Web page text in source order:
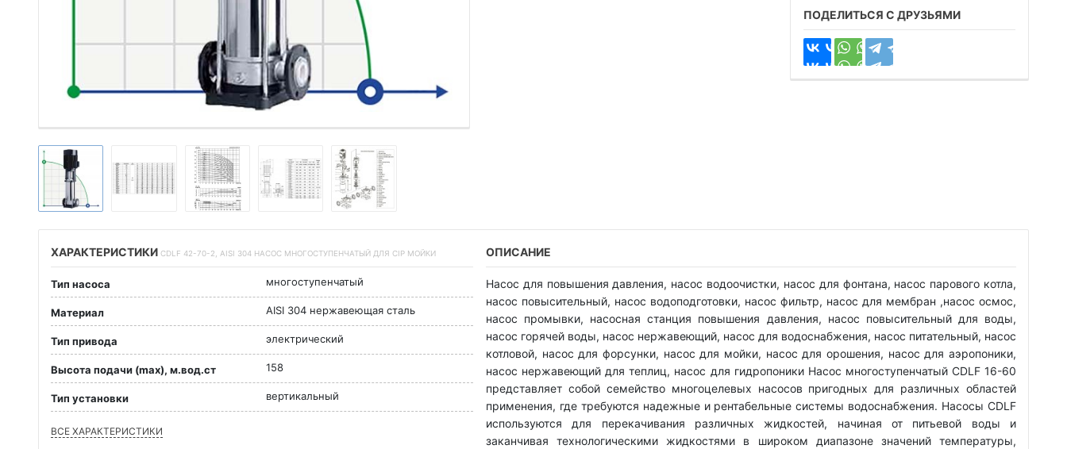
ПОДЕЛИТЬСЯ С ДРУЗЬЯМИ
ХАРАКТЕРИСТИКИ CDLF 42-70-2, AISI 304 НАСОС МНОГОСТУПЕНЧАТЫЙ ДЛЯ CIP МОЙКИ
Тип насоса многоступенчатый
Материал AISI 304 нержавеющая сталь
Тип привода электрический
Высота подачи (max), м.вод.ст 158
Тип установки вертикальный
ВСЕ ХАРАКТЕРИСТИКИ
ОПИСАНИЕ
Насос для повышения давления, насос водоочистки, насос для фонтана, насос парового котла,
насос повысительный, насос водоподготовки, насос фильтр, насос для мембран ,насос осмос,
насос промывки, насосная станция повышения давления, насос повысительный для воды,
насос горячей воды, насос нержавеющий, насос для водоснабжения, насос питательный, насос
котловой, насос для форсунки, насос для мойки, насос для орошения, насос для аэропоники,
насос нержавеющий для теплиц, насос для гидропоники Насос многоступенчатый CDLF 16-60
представляет собой семейство многоцелевых насосов пригодных для различных областей
применения, где требуются надежные и рентабельные системы водоснабжения. Насосы CDLF
используются для перекачивания различных жидкостей, начиная от питьевой воды и
заканчивая технологическими жидкостями в широком диапазоне значений температуры,